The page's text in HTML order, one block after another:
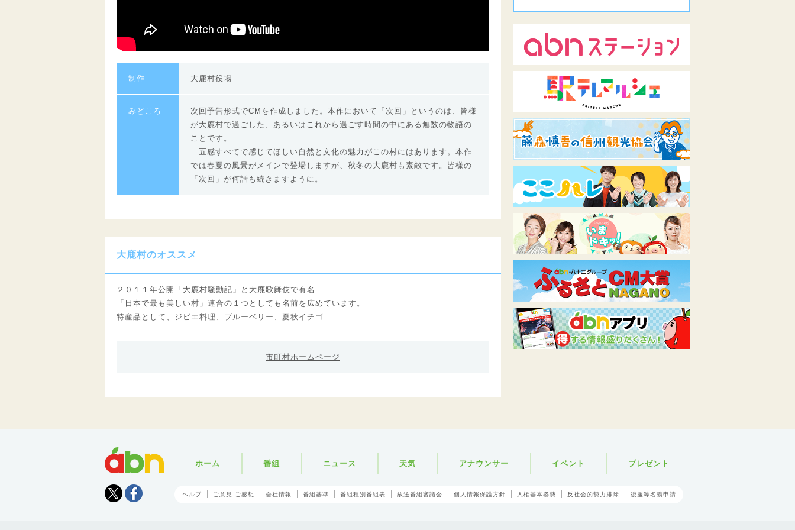
制作 大鹿村役場
みどころ
次回予告形式でCMを作成しました。本作において「次回」というのは、皆様
が大鹿村で過ごした、あるいはこれから過ごす時間の中にある無数の物語の
ことです。
五感すべてで感じてほしい自然と文化の魅力がこの村にはあります。本作
では春夏の風景がメインで登場しますが、秋冬の大鹿村も素敵です。皆様の
「次回」が何話も続きますように。
大鹿村のオススメ
２０１１年公開「大鹿村騒動記」と大鹿歌舞伎で有名
「日本で最も美しい村」連合の１つとしても名前を広めています。
特産品として、ジビエ料理、ブルーベリー、夏秋イチゴ
市町村ホームページ
Tweet
ホーム 番組 ニュース 天気 アナウンサー イベント プレゼント
ヘルプ ご意見 ご感想 会社情報 番組基準 番組種別番組表 放送番組審議会 個人情報保護方針 人権基本姿勢 反社会的勢力排除 後援等名義申請